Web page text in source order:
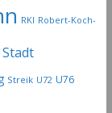
RKI Robert-Koch-
Stadt
Streik U72 U76